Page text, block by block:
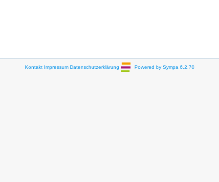
Kontakt Impressum Datenschutzerklärung Powered by Sympa 6.2.70